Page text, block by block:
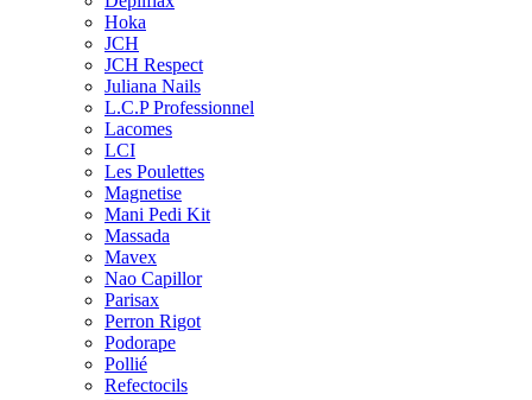
Hoka
JCH
JCH Respect
Juliana Nails
L.C.P Professionnel
Lacomes
LCI
Les Poulettes
Magnetise
Mani Pedi Kit
Massada
Mavex
Nao Capillor
Parisax
Perron Rigot
Podorape
Pollié
Refectocils